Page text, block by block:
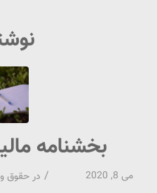
بخشنامه
می 8, 2020 / درحقوق